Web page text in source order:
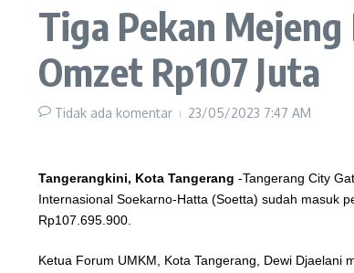
Tiga Pekan
Omzet Rp107 Juta
Tidak ada komentar 23/05/2023 7:47 AM
Tangerangkini, Kota Tangerang -Tangerang City
Internasional Soekarno-Hatta (Soetta) sudah masuk
Rp107.695.900.
Ketua Forum UMKM, Kota Tangerang, Dewi Djaelani